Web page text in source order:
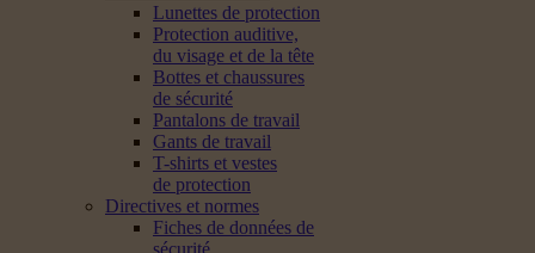
Lunettes de protection
Protection auditive,
du visage et de la tête
Bottes et chaussures
de sécurité
Pantalons de travail
Gants de travail
T-shirts et vestes
de protection
Directives et normes
Fiches de données de
sécurité